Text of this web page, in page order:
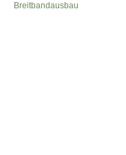
Breitbandausbau